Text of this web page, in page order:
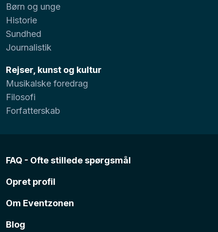
Børn og unge
Historie
Sundhed
Journalistik
Rejser, kunst og kultur
Musikalske foredrag
Filosofi
Forfatterskab
FAQ - Ofte stillede spørgsmål
Opret profil
Om Eventzonen
Blog